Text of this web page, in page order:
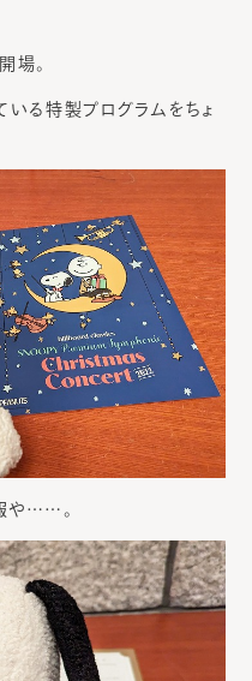
場。
いる特製プログラムをちょ
や……。